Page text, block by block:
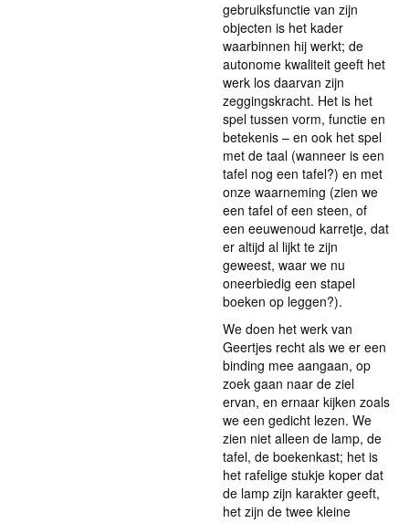
gebruiksfunctie van zijn
objecten is het kader
waarbinnen hij werkt; de
autonome kwaliteit geeft het
werk los daarvan zijn
zeggingskracht. Het is het
spel tussen vorm, functie en
betekenis – en ook het spel
met de taal (wanneer is een
tafel nog een tafel?) en met
onze waarneming (zien we
een tafel of een steen, of
een eeuwenoud karretje, dat
er altijd al lijkt te zijn
geweest, waar we nu
oneerbiedig een stapel
boeken op leggen?).
We doen het werk van
Geertjes recht als we er een
binding mee aangaan, op
zoek gaan naar de ziel
ervan, en ernaar kijken zoals
we een gedicht lezen. We
zien niet alleen de lamp, de
tafel, de boekenkast; het is
het rafelige stukje koper dat
de lamp zijn karakter geeft,
het zijn de twee kleine